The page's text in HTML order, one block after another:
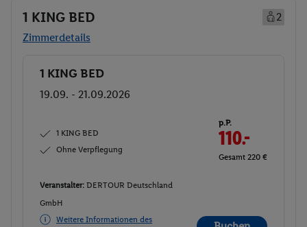
1 KING BED
2
Zimmerdetails
Buchen
1 KING BED
19.09. - 21.09.2026
1 KING BED
Ohne Verpflegung
p.P.
110.-
Gesamt 220 €
Veranstalter: DERTOUR Deutschland
GmbH
Weitere Informationen des